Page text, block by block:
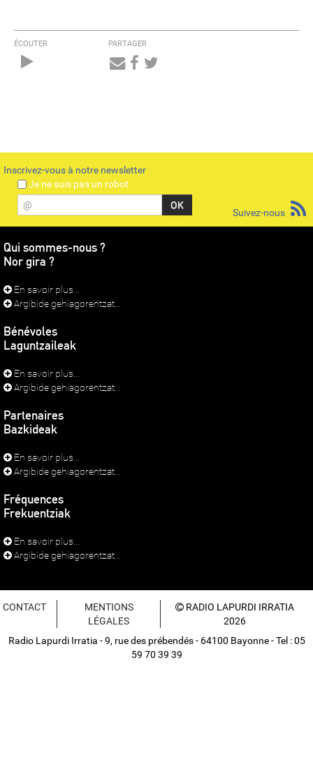
ÉCOUTER PARTAGER
Inscrivez-vous à notre newsletter
Je ne suis pas un robot
@
Suivez-nous
Qui sommes-nous ?
Nor gira ?
En savoir plus...
Argibide gehiagorentzat...
Bénévoles
Laguntzaileak
En savoir plus...
Argibide gehiagorentzat...
Partenaires
Bazkideak
En savoir plus...
Argibide gehiagorentzat...
Fréquences
Frekuentziak
En savoir plus...
Argibide gehiagorentzat...
CONTACT
MENTIONS
LÉGALES
RADIO LAPURDI IRRATIA
2026
Radio Lapurdi Irratia - 9, rue des prébendés - 64100 Bayonne - Tel : 05
59 70 39 39